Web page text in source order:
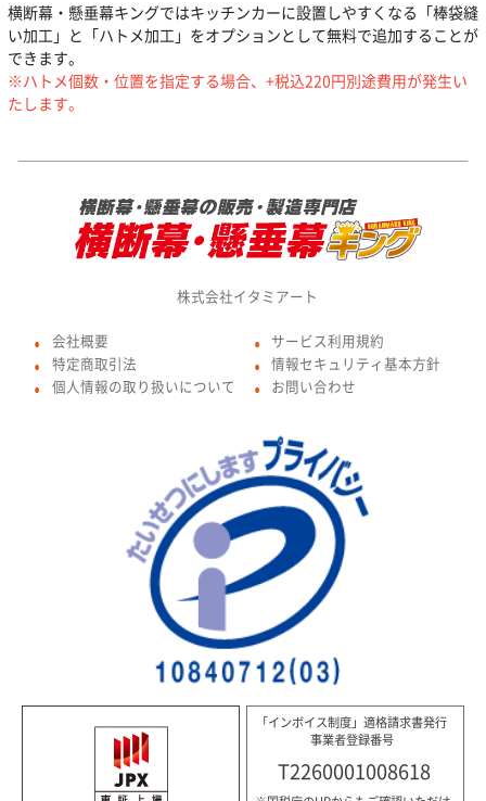
横断幕・懸垂幕キングではキッチンカーに設置しやすくなる「棒袋縫
い加工」と「ハトメ加工」をオプションとして無料で追加することが
できます。
※ハトメ個数・位置を指定する場合、+税込220円別途費用が発生い
たします。
株式会社イタミアート
● 会社概要
● 特定商取引法
● 個人情報の取り扱いについて
● サービス利用規約
● 情報セキュリティ基本方針
● お問い合わせ
「インボイス制度」適格請求書発行
事業者登録番号
T2260001008618